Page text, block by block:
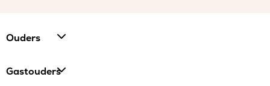
Ouders
Gastouders